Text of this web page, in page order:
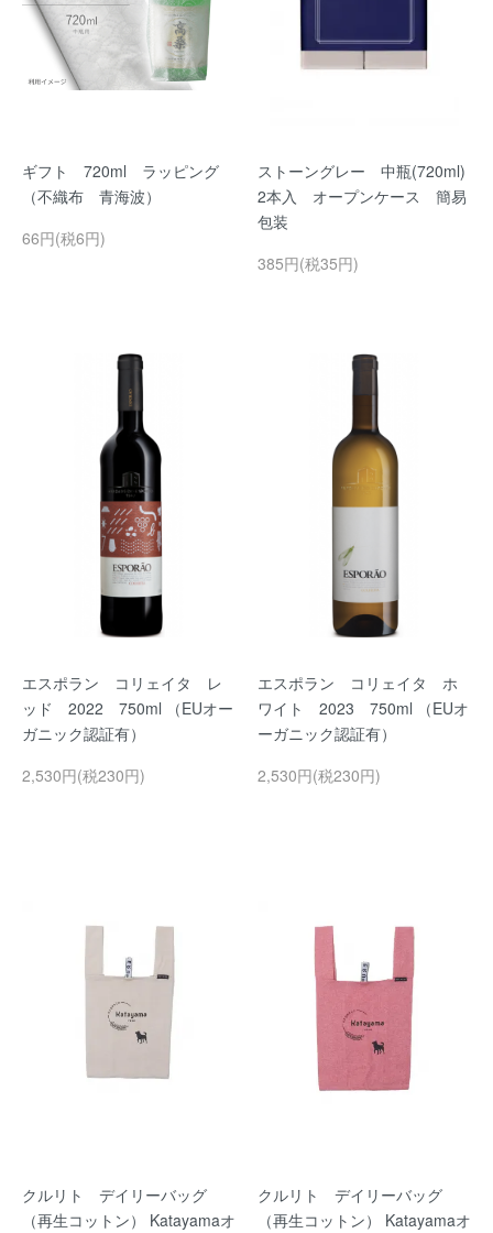
ギフト 720ml ラッピング
（不織布 青海波）
66円(税6円)
ストーングレー 中瓶(720ml)
2本入 オープンケース 簡易
包装
385円(税35円)
エスポラン コリェイタ レ
ッド 2022 750ml （EUオー
ガニック認証有）
2,530円(税230円)
エスポラン コリェイタ ホ
ワイト 2023 750ml （EUオ
ーガニック認証有）
2,530円(税230円)
クルリト デイリーバッグ
（再生コットン） Katayamaオ
クルリト デイリーバッグ
（再生コットン） Katayamaオ